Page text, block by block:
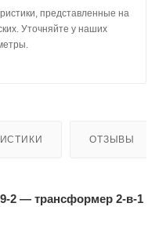
представленные на
Уточняйте у наших
ОТЗЫВЫ
2 — трансформер 2‑в‑1